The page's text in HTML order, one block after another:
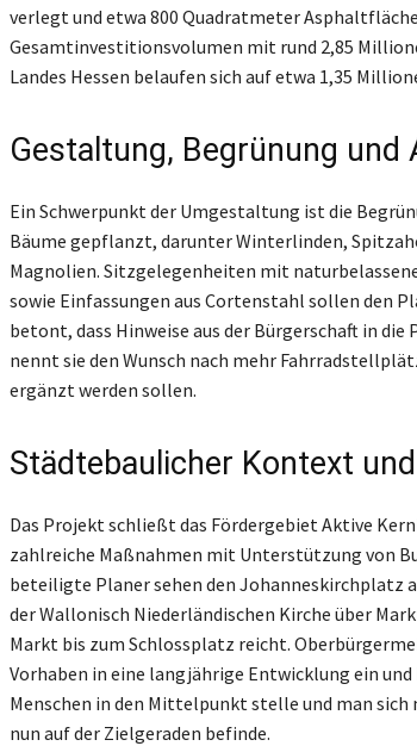
verlegt und etwa 800 Quadratmeter
Gesamtinvestitionsvolumen mit rund 2,85
Landes Hessen belaufen sich auf etwa 1,35
Gestaltung, Begrünung und
Ein Schwerpunkt der Umgestaltung ist die
Bäume gepflanzt, darunter Winterlinden,
Magnolien. Sitzgelegenheiten mit
sowie Einfassungen aus Cortenstahl sollen den
betont, dass Hinweise aus der Bürgerschaft in
nennt sie den Wunsch nach mehr
ergänzt werden sollen.
Städtebaulicher Kontext
Das Projekt schließt das Fördergebiet Aktive
zahlreiche Maßnahmen mit Unterstützung von
beteiligte Planer sehen den Johanneskirchplatz
der Wallonisch Niederländischen Kirche über
Markt bis zum Schlossplatz reicht.
Vorhaben in eine langjährige Entwicklung ein
Menschen in den Mittelpunkt stelle und man
nun auf der Zielgeraden befinde.